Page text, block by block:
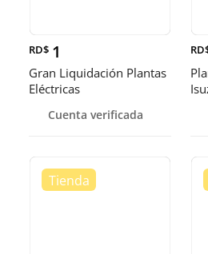
RD$ 1
Gran Liquidación Plantas
Eléctricas
Cuenta verificada